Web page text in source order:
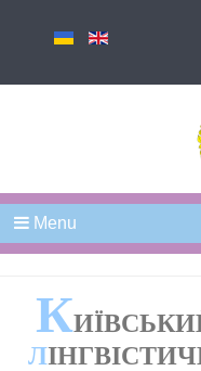
Menu
К
Л